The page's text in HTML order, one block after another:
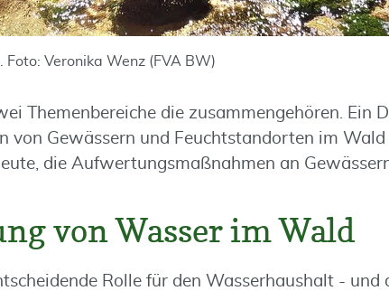
Veronika Wenz (FVA BW)
Themenbereiche die zusammengehören. Ein
von Gewässern und Feuchtstandorten im
die Aufwertungsmaßnahmen an
von Wasser im Wald
Rolle für den Wasserhaushalt - und